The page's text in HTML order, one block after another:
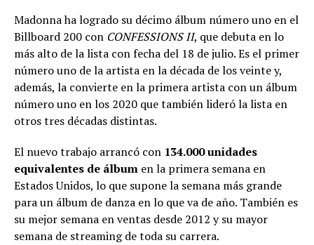
Madonna ha logrado su décimo álbum número uno en el
Billboard 200 con CONFESSIONS II, que debuta en lo
más alto de la lista con fecha del 18 de julio. Es el primer
número uno de la artista en la década de los veinte y,
además, la convierte en la primera artista con un álbum
número uno en los 2020 que también lideró la lista en
otros tres décadas distintas.
El nuevo trabajo arrancó con 134.000 unidades
equivalentes de álbum en la primera semana en
Estados Unidos, lo que supone la semana más grande
para un álbum de danza en lo que va de año. También es
su mejor semana en ventas desde 2012 y su mayor
semana de streaming de toda su carrera.